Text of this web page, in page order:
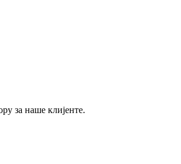
за наше клијенте.